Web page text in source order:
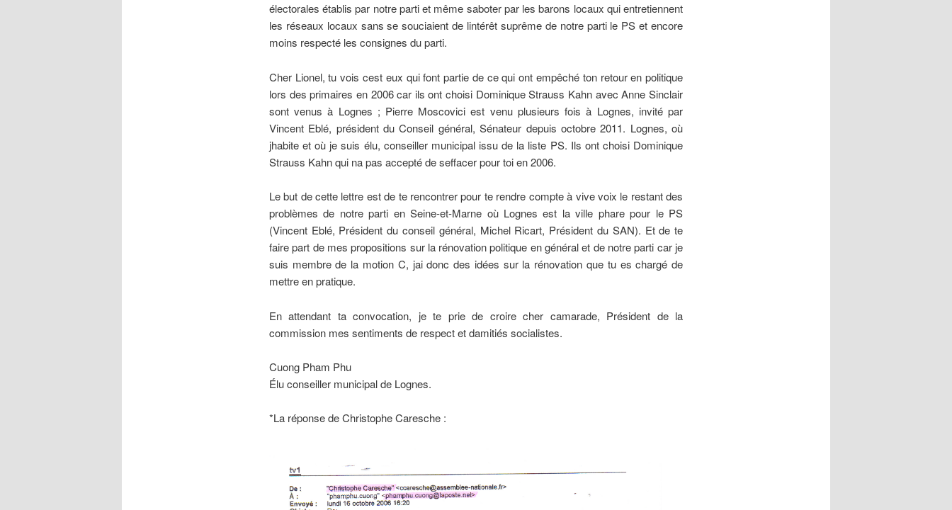
électorales établis par notre parti et même saboter par les barons locaux qui entretiennent
les réseaux locaux sans se souciaient de lintérêt suprême de notre parti le PS et encore
moins respecté les consignes du parti.
Cher Lionel, tu vois cest eux qui font partie de ce qui ont empêché ton retour en politique
lors des primaires en 2006 car ils ont choisi Dominique Strauss Kahn avec Anne Sinclair
sont venus à Lognes ; Pierre Moscovici est venu plusieurs fois à Lognes, invité par
Vincent Eblé, président du Conseil général, Sénateur depuis octobre 2011. Lognes, où
jhabite et où je suis élu, conseiller municipal issu de la liste PS. Ils ont choisi Dominique
Strauss Kahn qui na pas accepté de seffacer pour toi en 2006.
Le but de cette lettre est de te rencontrer pour te rendre compte à vive voix le restant des
problèmes de notre parti en Seine-et-Marne où Lognes est la ville phare pour le PS
(Vincent Eblé, Président du conseil général, Michel Ricart, Président du SAN). Et de te
faire part de mes propositions sur la rénovation politique en général et de notre parti car je
suis membre de la motion C, jai donc des idées sur la rénovation que tu es chargé de
mettre en pratique.
En attendant ta convocation, je te prie de croire cher camarade, Président de la
commission mes sentiments de respect et damitiés socialistes.
Cuong Pham Phu
Élu conseiller municipal de Lognes.
*La réponse de Christophe Caresche :